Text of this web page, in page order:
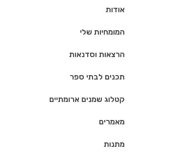
אודות
המומחיות שלי
הרצאות וסדנאות
תכנים לבתי ספר
קטלוג שמנים ארומתיים
מאמרים
מתנות